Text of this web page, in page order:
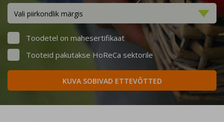
Vali piirkondlik märgis
Toodetel on mahesertifikaat
Tooteid pakutakse HoReCa sektorile
KUVA SOBIVAD ETTEVÕTTED